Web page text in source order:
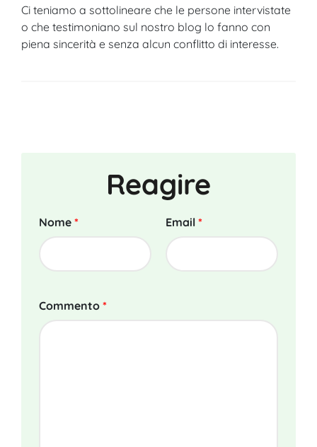
Ci teniamo a sottolineare che le persone intervistate
o che testimoniano sul nostro blog lo fanno con
piena sincerità e senza alcun conflitto di interesse.
Reagire
Nome * Email *
Commento *